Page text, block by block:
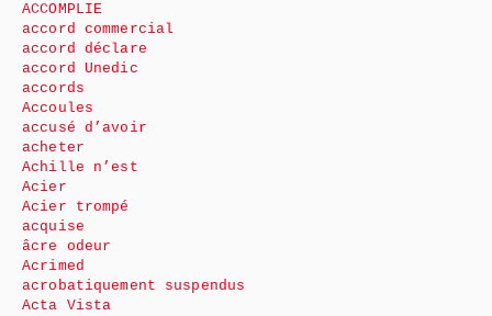
ACCOMPLIE
accord commercial
accord déclare
accord Unedic
accords
Accoules
accusé d’avoir
acheter
Achille n’est
Acier
Acier trompé
acquise
âcre odeur
Acrimed
acrobatiquement suspendus
Acta Vista